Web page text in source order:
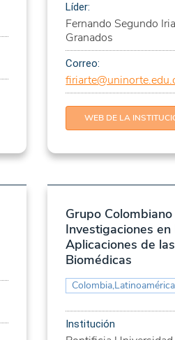
Líder:
Fernando Segundo
Granados
Correo:
WEB DE LA
Grupo
Investigaciones
Aplicaciones de
Biomédicas
Colombia,Latinoamérica
Institución